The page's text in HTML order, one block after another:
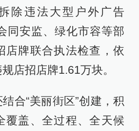
除违法大型户外广告
同安监、绿化市容等部
店牌联合执法检查，依
店招店牌1.61万块。
合“美丽街区”创建，积
覆盖、全过程、全天候